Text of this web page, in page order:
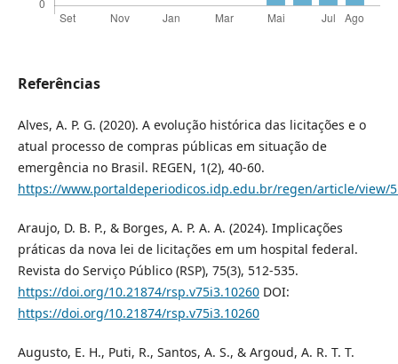
Referências
Alves, A. P. G. (2020). A evolução histórica das licitações e o
atual processo de compras públicas em situação de
emergência no Brasil. REGEN, 1(2), 40-60.
https://www.portaldeperiodicos.idp.edu.br/regen/article/view/
Araujo, D. B. P., & Borges, A. P. A. A. (2024). Implicações
práticas da nova lei de licitações em um hospital federal.
Revista do Serviço Público (RSP), 75(3), 512-535.
https://doi.org/10.21874/rsp.v75i3.10260DOI:
https://doi.org/10.21874/rsp.v75i3.10260
Augusto, E. H., Puti, R., Santos, A. S., & Argoud, A. R. T. T.